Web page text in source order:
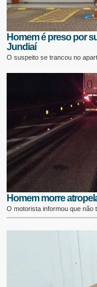
Homem é preso por
Jundiaí
O suspeito se trancou no
Homem morre
O motorista informou que não